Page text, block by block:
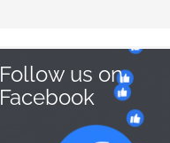
Follow us on
Facebook